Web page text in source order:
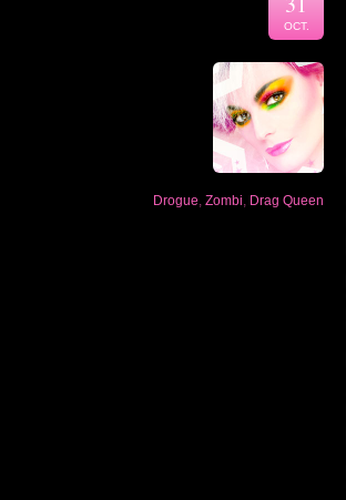
OCT.
Drogue Zombi Drag Queen